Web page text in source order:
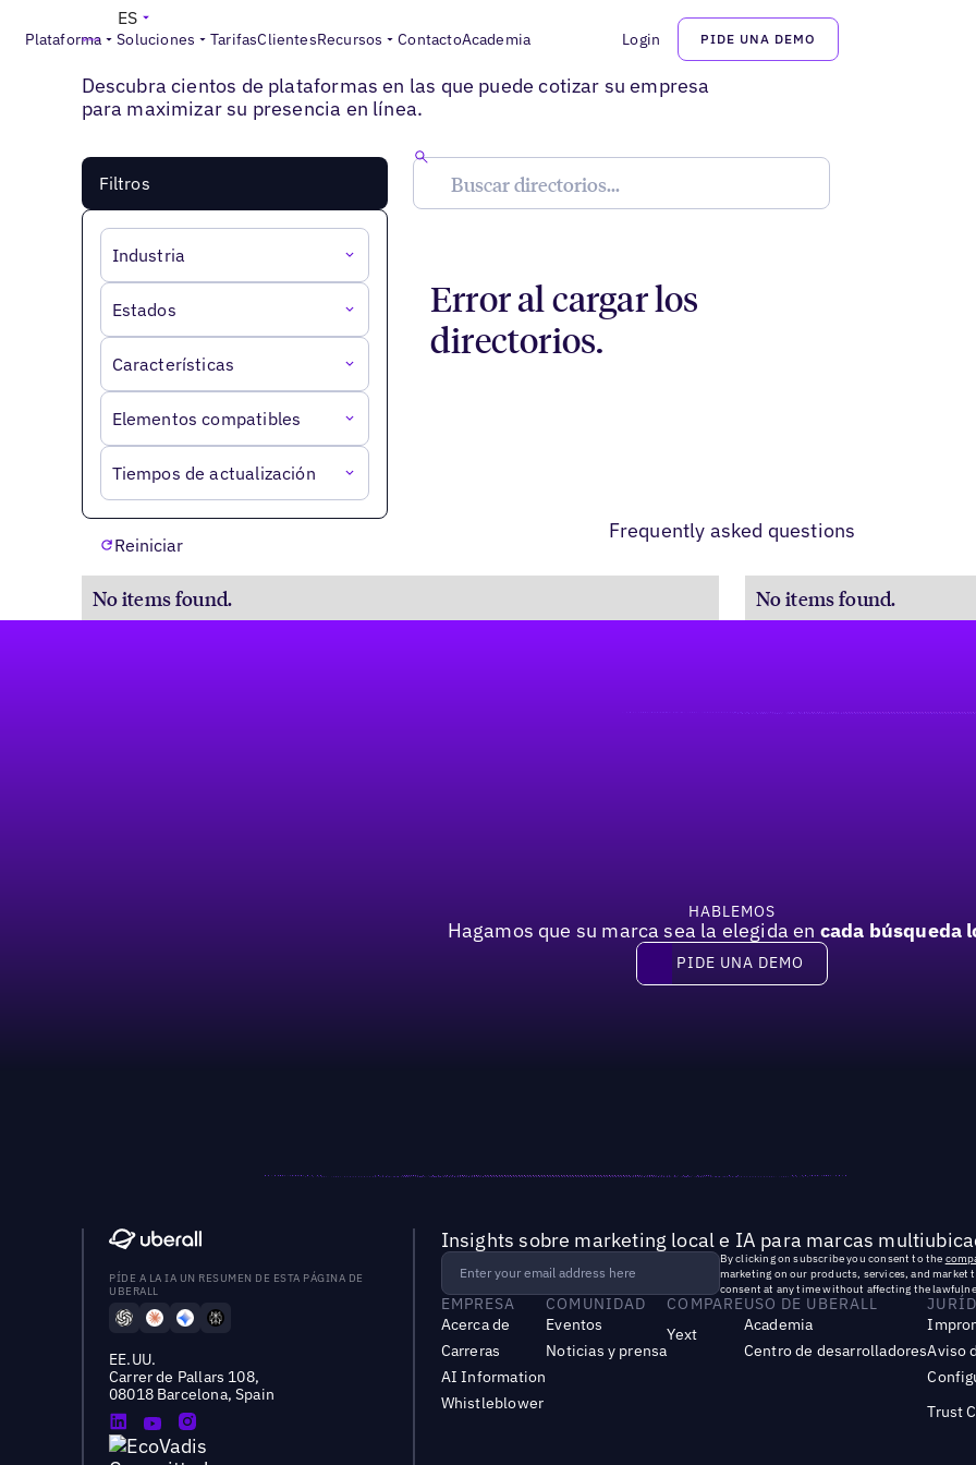
Plataforma Soluciones TarifasClientesRecursos ContactoAcademia Login PIDE UNA DEMO
ES
EXPLORAR
Descubra cientos de plataformas en las que puede cotizar su empresa
para maximizar su presencia en línea.
Filtros
Industria
Estados
Características
Elementos compatibles
Tiempos de actualización
Reiniciar
Error al cargar los
directorios.
Frequently asked questions
No items found.
No items found.
HABLEMOS
Hagamos que su marca sea la elegida en cada búsqueda
Pide una demo
PIDE UNA DEMO
PÍDE A LA IA UN RESUMEN DE ESTA PÁGINA DE
UBERALL
EE.UU.
Carrer de Pallars 108,
08018 Barcelona, Spain
Insights sobre marketing local e IA para marcas
By clicking on subscribe you consent to the
marketing on our products, services, and market
consent at any time without affecting the
EMPRESA
Acerca de
Carreras
AI Information
Whistleblower
COMUNIDAD
Eventos
Noticias y prensa
COMPARE
Yext
USO DE UBERALL
Academia
Centro de desarrolladoresAviso
Trust